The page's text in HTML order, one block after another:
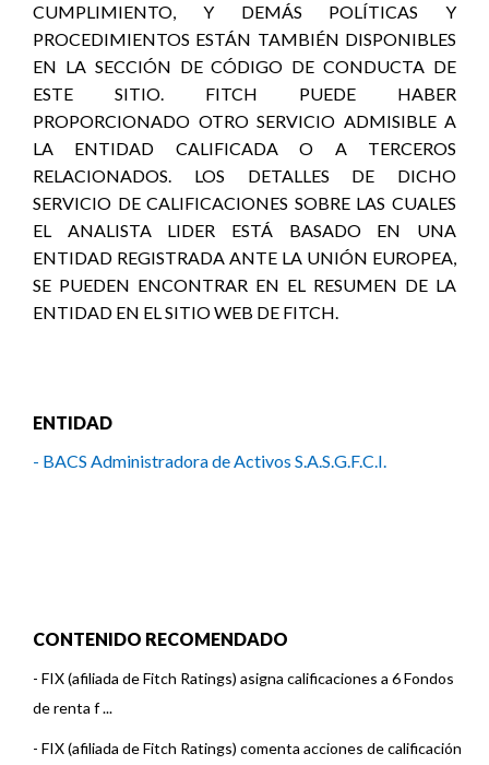
CUMPLIMIENTO, Y DEMÁS POLÍTICAS Y
PROCEDIMIENTOS ESTÁN TAMBIÉN DISPONIBLES
EN LA SECCIÓN DE CÓDIGO DE CONDUCTA DE
ESTE SITIO. FITCH PUEDE HABER
PROPORCIONADO OTRO SERVICIO ADMISIBLE A
LA ENTIDAD CALIFICADA O A TERCEROS
RELACIONADOS. LOS DETALLES DE DICHO
SERVICIO DE CALIFICACIONES SOBRE LAS CUALES
EL ANALISTA LIDER ESTÁ BASADO EN UNA
ENTIDAD REGISTRADA ANTE LA UNIÓN EUROPEA,
SE PUEDEN ENCONTRAR EN EL RESUMEN DE LA
ENTIDAD EN EL SITIO WEB DE FITCH.
ENTIDAD
- BACS Administradora de Activos S.A.S.G.F.C.I.
CONTENIDO RECOMENDADO
- FIX (afiliada de Fitch Ratings) asigna calificaciones a 6 Fondos
de renta f ...
- FIX (afiliada de Fitch Ratings) comenta acciones de calificación